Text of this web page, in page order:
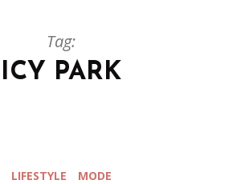
Tag:
ICY PARK
LIFESTYLE MODE